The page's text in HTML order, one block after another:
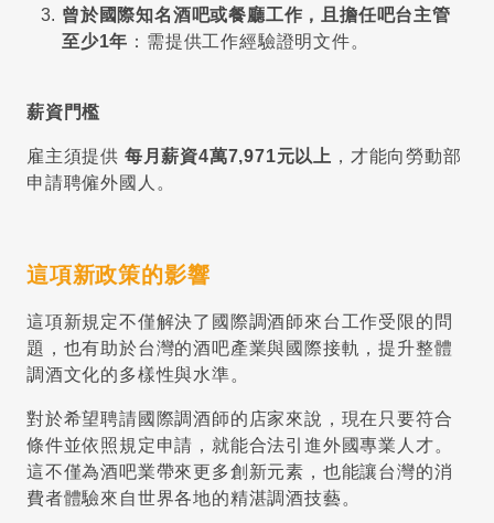
曾於國際知名酒吧或餐廳工作，且擔任吧台主管
至少1年 ：需提供工作經驗證明文件。
薪資門檻
雇主須提供 每月薪資4萬7,971元以上 ，才能向勞動部
申請聘僱外國人。
這項新政策的影響
這項新規定不僅解決了國際調酒師來台工作受限的問
題，也有助於台灣的酒吧產業與國際接軌，提升整體
調酒文化的多樣性與水準。
對於希望聘請國際調酒師的店家來說，現在只要符合
條件並依照規定申請，就能合法引進外國專業人才。
這不僅為酒吧業帶來更多創新元素，也能讓台灣的消
費者體驗來自世界各地的精湛調酒技藝。